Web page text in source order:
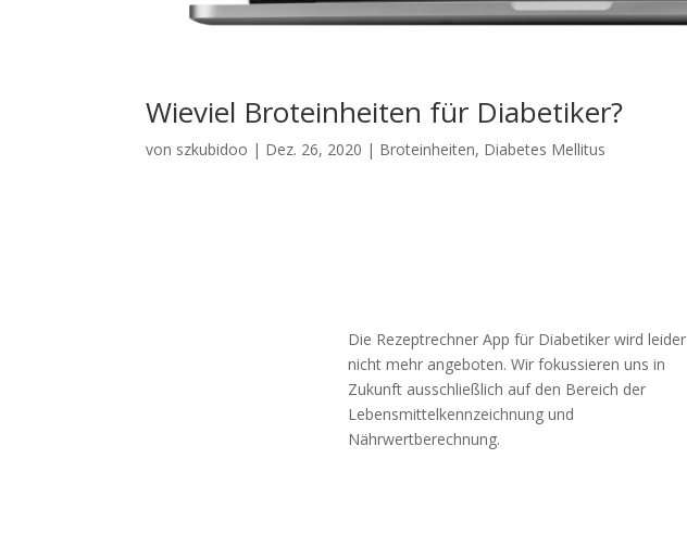
Wieviel Broteinheiten für Diabetiker?
von szkubidoo | Dez. 26, 2020 | Broteinheiten, Diabetes Mellitus
Die Rezeptrechner App für Diabetiker wird leider
nicht mehr angeboten. Wir fokussieren uns in
Zukunft ausschließlich auf den Bereich der
Lebensmittelkennzeichnung und
Nährwertberechnung.